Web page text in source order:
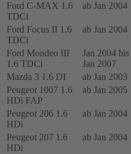
Ford C-MAX 1.6
TDCi
ab Jan 2004
Ford Focus II 1.6
TDCi
ab Jan 2004
Ford Mondeo III
1.6 TDCi
Jan 2004 bis
Jan 2007
Mazda 3 1.6 DI ab Jan 2003
Peugeot 1007 1.6
HDi FAP
ab Jan 2005
Peugeot 206 1.6
HDi
ab Jan 2004
Peugeot 207 1.6
HDi
ab Jan 2004